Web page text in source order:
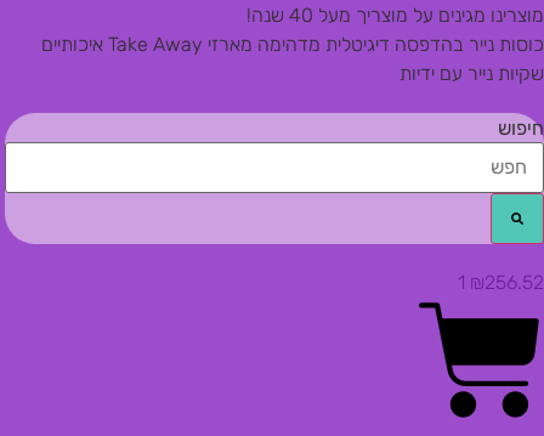
מוצרינו מגינים על מוצריך מעל 40 שנה!
כוסות נייר בהדפסה דיגיטלית מדהימה מארזי Take Away איכותיים
שקיות נייר עם ידיות
חיפוש
₪256.52
1